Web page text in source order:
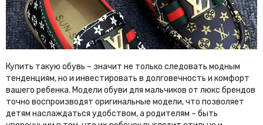
Купить такую обувь – значит не только следовать модным
тенденциям, но и инвестировать в долговечность и комфорт
вашего ребенка. Модели обуви для мальчиков от люкс брендов
точно воспроизводят оригинальные модели, что позволяет
детям наслаждаться удобством, а родителям – быть